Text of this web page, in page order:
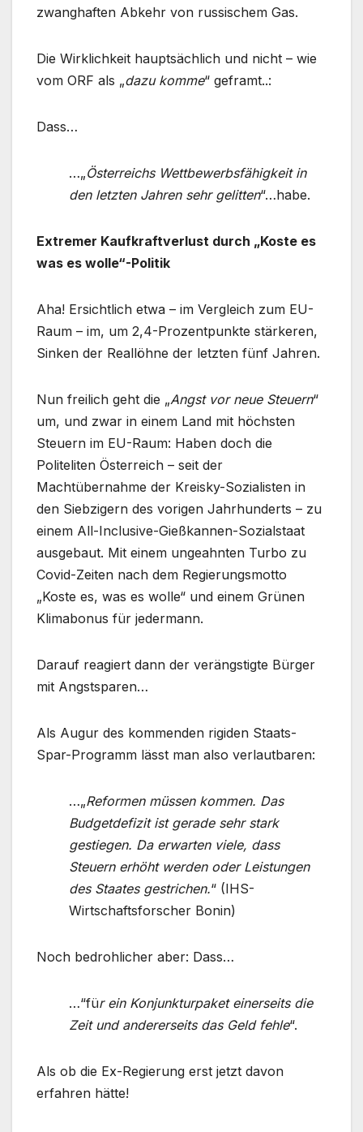
zwanghaften Abkehr von russischem Gas.
Die Wirklichkeit hauptsächlich und nicht – wie
vom ORF als „dazu komme“ geframt..:
Dass…
…„Österreichs Wettbewerbsfähigkeit in
den letzten Jahren sehr gelitten“…habe.
Extremer Kaufkraftverlust durch „Koste es
was es wolle“-Politik
Aha! Ersichtlich etwa – im Vergleich zum EU-
Raum – im, um 2,4-Prozentpunkte stärkeren,
Sinken der Reallöhne der letzten fünf Jahren.
Nun freilich geht die „Angst vor neue Steuern“
um, und zwar in einem Land mit höchsten
Steuern im EU-Raum: Haben doch die
Politeliten Österreich – seit der
Machtübernahme der Kreisky-Sozialisten in
den Siebzigern des vorigen Jahrhunderts – zu
einem All-Inclusive-Gießkannen-Sozialstaat
ausgebaut. Mit einem ungeahnten Turbo zu
Covid-Zeiten nach dem Regierungsmotto
„Koste es, was es wolle“ und einem Grünen
Klimabonus für jedermann.
Darauf reagiert dann der verängstigte Bürger
mit Angstsparen…
Als Augur des kommenden rigiden Staats-
Spar-Programm lässt man also verlautbaren:
…„Reformen müssen kommen. Das
Budgetdefizit ist gerade sehr stark
gestiegen. Da erwarten viele, dass
Steuern erhöht werden oder Leistungen
des Staates gestrichen.“ (IHS-
Wirtschaftsforscher Bonin)
Noch bedrohlicher aber: Dass…
…“für ein Konjunkturpaket einerseits die
Zeit und andererseits das Geld fehle“.
Als ob die Ex-Regierung erst jetzt davon
erfahren hätte!